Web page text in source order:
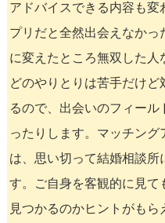
アドバイスできる内容も
プリだと全然出会えなか
に変えたところ無双した
どのやりとりは苦手だけ
るので、出会いのフィー
ったりします。マッチン
は、思い切って結婚相談
す。ご自身を客観的に見
見つかるのかヒントがもら